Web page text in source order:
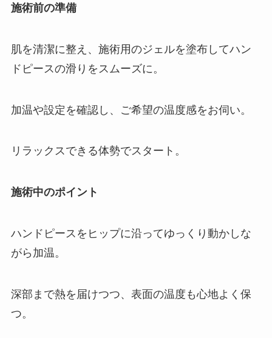
施術前の準備
肌を清潔に整え、施術用のジェルを塗布してハン
ドピースの滑りをスムーズに。
加温や設定を確認し、ご希望の温度感をお伺い。
リラックスできる体勢でスタート。
施術中のポイント
ハンドピースをヒップに沿ってゆっくり動かしな
がら加温。
深部まで熱を届けつつ、表面の温度も心地よく保
つ。